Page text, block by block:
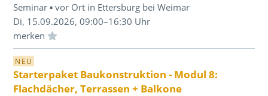
Seminar ▪ vor Ort in Ettersburg bei Weimar
Di, 15.09.2026, 09:00–16:30 Uhr
Einloggen und Merkliste benutzen
NEU
Starterpaket Baukonstruktion - Modul 8:
Flachdächer, Terrassen + Balkone